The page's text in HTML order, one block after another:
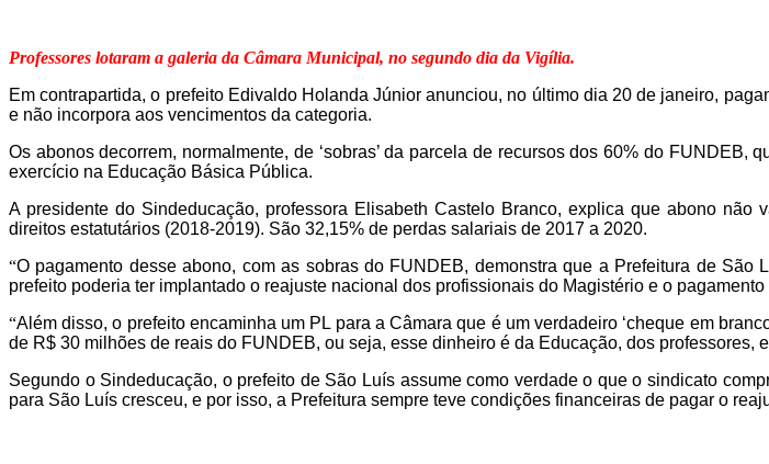
Professores lotaram a galeria da Câmara Municipal, no segundo dia da Vigília.
Em contrapartida, o prefeito Edivaldo Holanda Júnior anunciou, no último dia 20 de janeiro,
e não incorpora aos vencimentos da categoria.
Os abonos decorrem, normalmente, de ‘sobras’ da parcela de recursos dos 60% do
exercício na Educação Básica Pública.
A presidente do Sindeducação, professora Elisabeth Castelo Branco, explica que abono
direitos estatutários (2018-2019). São 32,15% de perdas salariais de 2017 a 2020.
“O pagamento desse abono, com as sobras do FUNDEB, demonstra que a Prefeitura de
prefeito poderia ter implantado o reajuste nacional dos profissionais do Magistério e o
“Além disso, o prefeito encaminha um PL para a Câmara que é um verdadeiro ‘cheque em
de R$ 30 milhões de reais do FUNDEB, ou seja, esse dinheiro é da Educação, dos professores,
Segundo o Sindeducação, o prefeito de São Luís assume como verdade o que o sindicato
para São Luís cresceu, e por isso, a Prefeitura sempre teve condições financeiras de pagar o